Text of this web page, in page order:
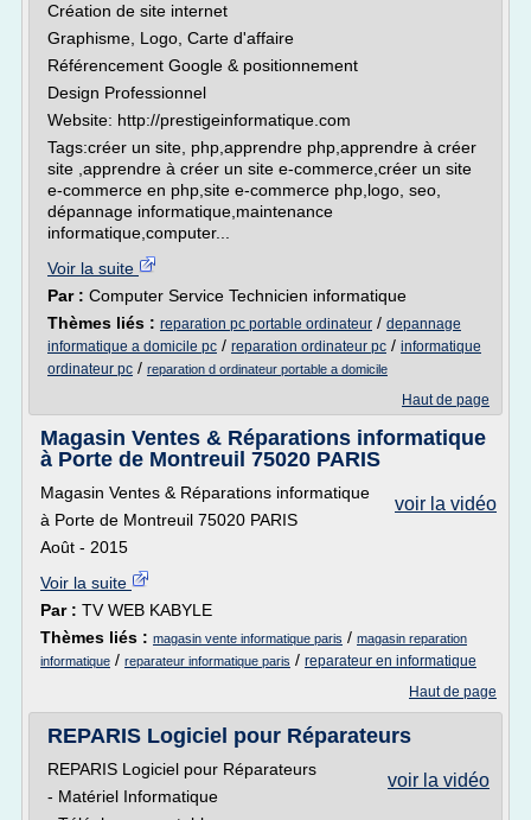
Création de site internet
Graphisme, Logo, Carte d'affaire
Référencement Google & positionnement
Design Professionnel
Website: http://prestigeinformatique.com
Tags:créer un site, php,apprendre php,apprendre à créer
site ,apprendre à créer un site e-commerce,créer un site
e-commerce en php,site e-commerce php,logo, seo,
dépannage informatique,maintenance
informatique,computer...
Voir la suite
Par : Computer Service Technicien informatique
Thèmes liés : reparation pc portable ordinateur / depannage
informatique a domicile pc / reparation ordinateur pc / informatique
ordinateur pc / reparation d ordinateur portable a domicile
Haut de page
Magasin Ventes & Réparations informatique
à Porte de Montreuil 75020 PARIS
voir la vidéo
Magasin Ventes & Réparations informatique
à Porte de Montreuil 75020 PARIS
Août - 2015
Voir la suite
Par : TV WEB KABYLE
Thèmes liés : magasin vente informatique paris / magasin reparation
informatique / reparateur informatique paris / reparateur en informatique
Haut de page
REPARIS Logiciel pour Réparateurs
voir la vidéo
REPARIS Logiciel pour Réparateurs
- Matériel Informatique